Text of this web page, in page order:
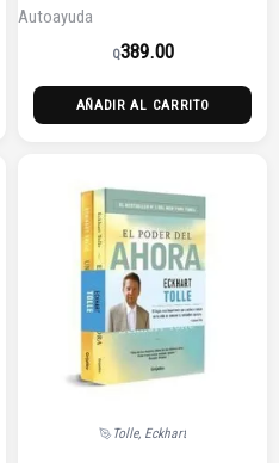
Autoayuda
Q389.00
AÑADIR AL CARRITO
Tolle, Eckhart